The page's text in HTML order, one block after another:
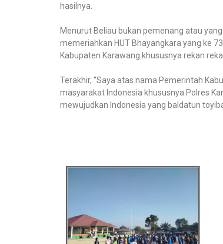
hasilnya.
Menurut Beliau bukan pemenang atau
memeriahkan HUT Bhayangkara yang ke
Kabupaten Karawang khususnya rekan
Terakhir, “Saya atas nama Pemerintah
masyarakat Indonesia khususnya Polres
mewujudkan Indonesia yang baldatun